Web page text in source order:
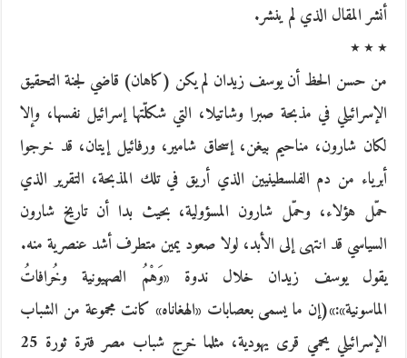
أنشر المقال الذي لم ينشر.
٭ ٭ ٭
من حسن الحظ أن يوسف زيدان لم يكن (كاهان) قاضي لجنة التحقيق
الإسرائيلي في مذبحة صبرا وشاتيلا، التي شكلّتها إسرائيل نفسها، وإلا
لكان شارون، مناحيم بيغن، إسحاق شامير، ورفائيل إيتان، قد خرجوا
أبرياء من دم الفلسطينيين الذي أريق في تلك المذبحة، التقرير الذي
حمّل هؤلاء، وحمّل شارون المسؤولية، بحيث بدا أن تاريخ شارون
السياسي قد انتهى إلى الأبد، لولا صعود يمين متطرف أشد عنصرية منه.
يقول يوسف زيدان خلال ندوة «وَهْمُ الصهيونية وخُرافاتُ
الماسونية»:»(إن ما يسمى بعصابات «الهغاناه» كانت مجموعة من الشباب
الإسرائيلي يحمي قرى يهودية، مثلما خرج شباب مصر فترة ثورة 25